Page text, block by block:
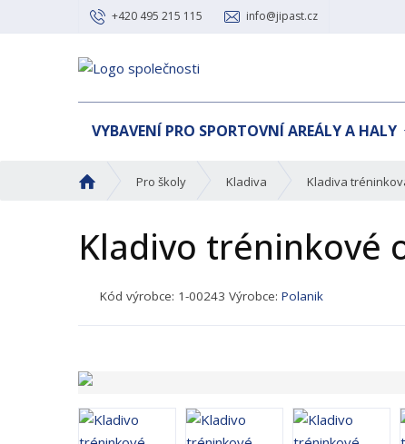
+420 495 215 115 info@jipast.cz
VYBAVENÍ PRO SPORTOVNÍ AREÁLY A HALY
d
n
s
Pro školy Kladiva Kladiva
Kladivo tréninkové
K
d
Kód výrobce: 1-00243 Výrobce:Polanik